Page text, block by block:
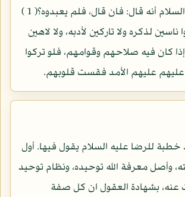
عن الرضا عليه السلام أنه قال: فان قال، فلم يعبدوه؟( 1 )
ناسين لذكره ولا تاركين لأدبه، ولا لاهين
كان فيه صلاحهم وقوامهم، فلو تركوا
عليهم عليهم الأمد فقست قلوبهم.
خطبة للرضا عليه السلام يقول فيها. أول
وأصل معرفة الله توحيده، ونظام توحيد
عنه، بشهادة العقول ان كل صفة